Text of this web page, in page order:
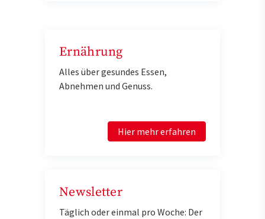
Ernährung
Alles über gesundes Essen,
Abnehmen und Genuss.
Hier mehr erfahren
Newsletter
Täglich oder einmal pro Woche: Der